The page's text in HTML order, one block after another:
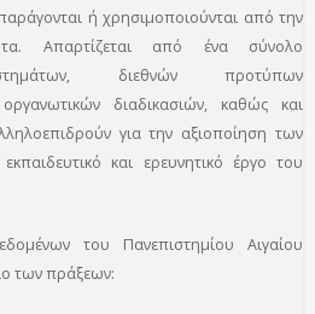
ή χρησιμοποιούνται από την
Απαρτίζεται από ένα σύνολο
διεθνών προτύπων
οργανωτικών διαδικασιών, καθώς και
για την αξιοποίηση των
και ερευνητικό έργο του
του Πανεπιστημίου Αιγαίου
των πράξεων: